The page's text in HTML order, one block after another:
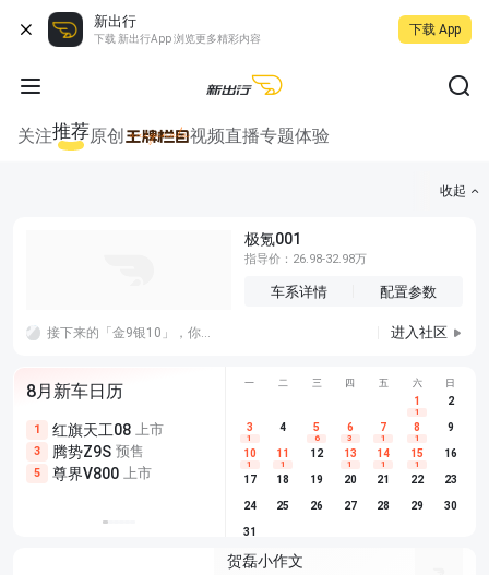
新出行
下载 新出行App 浏览更多精彩内容
下载 App
关注推荐原创 视频直播专题体验
收起
极氪001
指导价：26.98-32.98万
车系详情 配置参数
接下来的「金9银10」，你觉得车企应该把宣传重心放在耐久上还是创新上？都很重要呀 进入社区
8月新车日历
1 红旗天工08 上市
3 腾势Z9S 预售
5 尊界V800 上市
尊界V680 上市
享界G9 预售
别克至境L7 预售
埃安
长城H10
深蓝S05
一 二 三 四 五 六 日
1
1
2
3
1
4 5
6
6
3
7
1
8
1
9
10
1
11
1
12 13
1
14
1
15
1
16
17 18 19 20 21 22 23
24 25 26 27 28 29 30
31
贺磊小作文